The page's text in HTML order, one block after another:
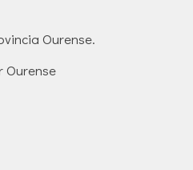
Ourense.
Ourense